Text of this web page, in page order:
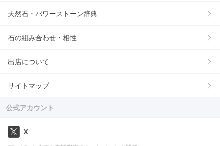
天然石・パワーストーン辞典
石の組み合わせ・相性
出店について
サイトマップ
公式アカウント
X